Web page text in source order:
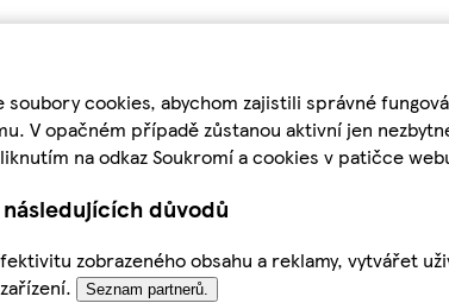
soubory cookies, abychom zajistili správné
V opačném případě zůstanou aktivní jen
na odkaz Soukromí a cookies v patičce
důvodů
zobrazeného obsahu a reklamy, vytvářet
Seznam partnerů.